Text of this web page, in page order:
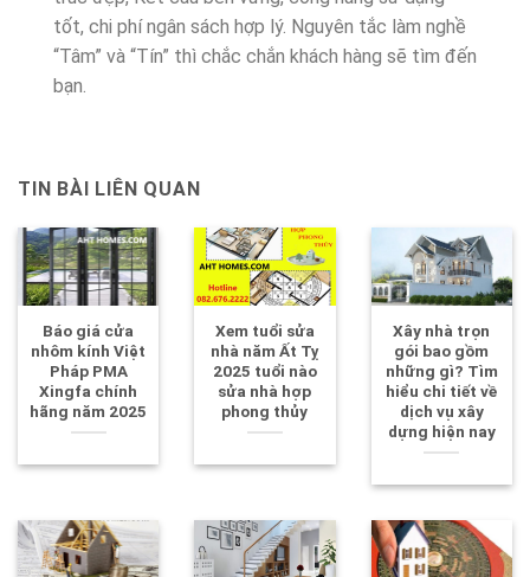
tốt, chi phí ngân sách hợp lý. Nguyên tắc làm nghề
“Tâm” và “Tín” thì chắc chắn khách hàng sẽ tìm đến
bạn.
TIN BÀI LIÊN QUAN
Báo giá cửa
nhôm kính Việt
Pháp PMA
Xingfa chính
hãng năm 2025
Xem tuổi sửa
nhà năm Ất Tỵ
2025 tuổi nào
sửa nhà hợp
phong thủy
Xây nhà trọn
gói bao gồm
những gì? Tìm
hiểu chi tiết về
dịch vụ xây
dựng hiện nay